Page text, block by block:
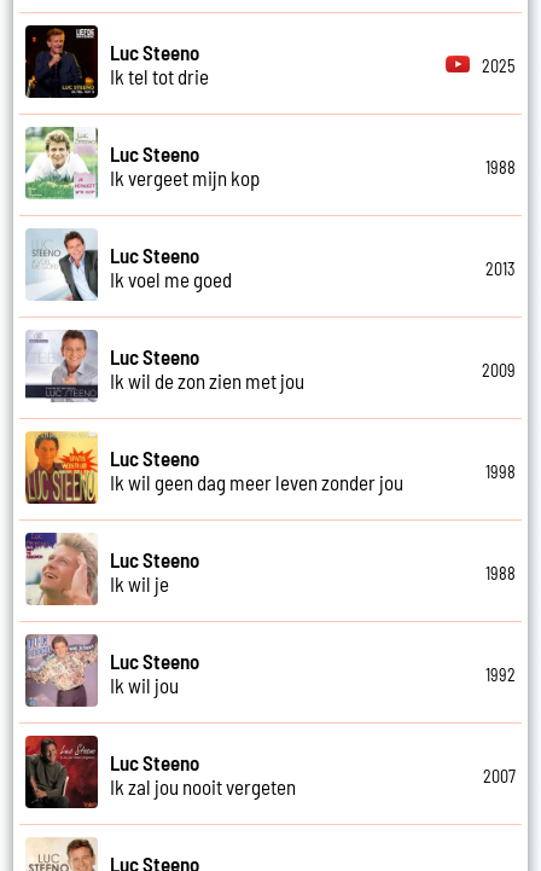
Luc Steeno
Ik tel tot drie
2025
Luc Steeno
Ik vergeet mijn kop
1988
Luc Steeno
Ik voel me goed
2013
Luc Steeno
Ik wil de zon zien met jou
2009
Luc Steeno
Ik wil geen dag meer leven zonder jou
1998
Luc Steeno
Ik wil je
1988
Luc Steeno
Ik wil jou
1992
Luc Steeno
Ik zal jou nooit vergeten
2007
Luc Steeno